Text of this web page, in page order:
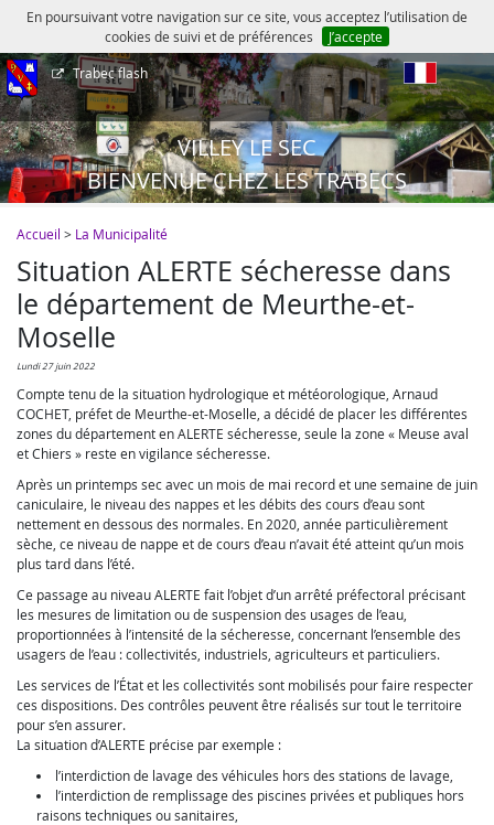
En poursuivant votre navigation sur ce site, vous acceptez l’utilisation de
cookies de suivi et de préférences
J’accepte
Trabec flash
VILLEY LE SEC
BIENVENUE CHEZ LES TRABECS
Accueil > La Municipalité
Situation ALERTE sécheresse dans
le département de Meurthe-et-
Moselle
lundi 27 juin 2022
Compte tenu de la situation hydrologique et météorologique, Arnaud
COCHET, préfet de Meurthe-et-Moselle, a décidé de placer les différentes
zones du département en ALERTE sécheresse, seule la zone « Meuse aval
et Chiers » reste en vigilance sécheresse.
Après un printemps sec avec un mois de mai record et une semaine de juin
caniculaire, le niveau des nappes et les débits des cours d’eau sont
nettement en dessous des normales. En 2020, année particulièrement
sèche, ce niveau de nappe et de cours d’eau n’avait été atteint qu’un mois
plus tard dans l’été.
Ce passage au niveau ALERTE fait l’objet d’un arrêté préfectoral précisant
les mesures de limitation ou de suspension des usages de l’eau,
proportionnées à l’intensité de la sécheresse, concernant l’ensemble des
usagers de l’eau : collectivités, industriels, agriculteurs et particuliers.
Les services de l’État et les collectivités sont mobilisés pour faire respecter
ces dispositions. Des contrôles peuvent être réalisés sur tout le territoire
pour s’en assurer.
La situation d’ALERTE précise par exemple :
l’interdiction de lavage des véhicules hors des stations de lavage,
l’interdiction de remplissage des piscines privées et publiques hors
raisons techniques ou sanitaires,